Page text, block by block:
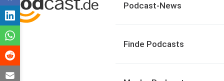
Podcast-News
Finde Podcasts